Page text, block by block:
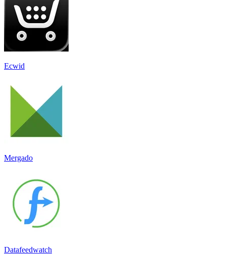
Ecwid
Mergado
Datafeedwatch